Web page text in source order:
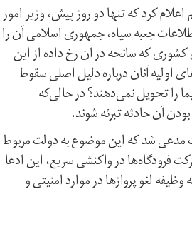
کرد که تنها دو روز پیش، وزیر امور
جعبه سیاه، جمهوری اسلامی آن را
که سانحه در آن رخ داده از این
آنان درباره دلیل اصلی سقوط
را تحویل نمی‌دهند؟ در حالی‌که
آن حادثه تبرئه شوند.
مدعی شد که این موضوع به دولت مربوط
در واکنشی سریع، این ادعا
آمده است که وظیفه لغو پرواز‌ها در موارد امنیتی و